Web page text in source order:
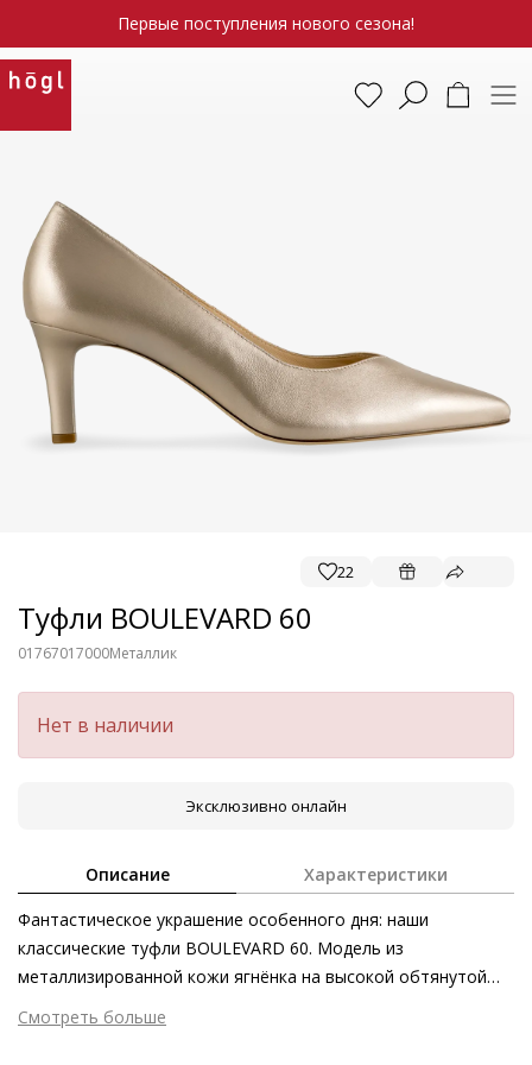
Первые поступления нового сезона!
22
Туфли BOULEVARD 60
01767017000Металлик
Нет в наличии
Эксклюзивно онлайн
Описание Характеристики
Фантастическое украшение особенного дня: наши
классические туфли BOULEVARD 60. Модель из
металлизированной кожи ягнёнка на высокой обтянутой
шпильке изготовлена на экологически безопасном
производстве в Европе. Благодаря уникальному дизайну и
Смотреть больше